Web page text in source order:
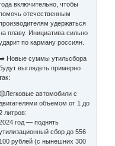
включительно, чтобы
отечественным
удержаться
плаву. Инициатива сильно
по карману россиян.
Новые суммы утильсбора
выглядеть примерно
🟡Легковые автомобили с
двигателями объемом от 1 до
литров:
год — поднять
сбор до 556
100 рублей (с нынешних 300